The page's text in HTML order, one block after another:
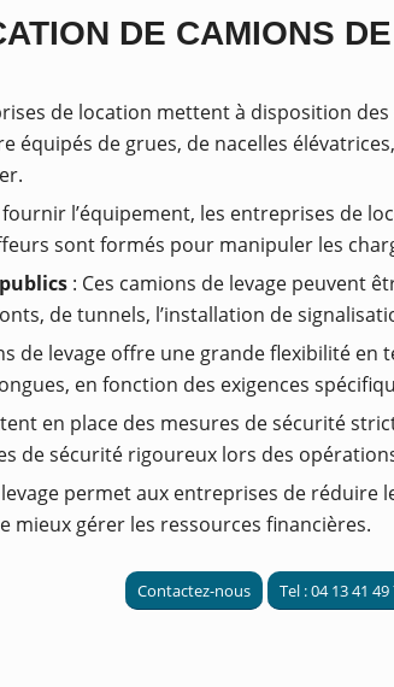
DE CAMIONS
de location mettent à disposition
équipés de grues, de nacelles
fournir l’équipement, les entreprises de
sont formés pour manipuler les
: Ces camions de levage peuvent
de tunnels, l’installation de
de levage offre une grande flexibilité
en fonction des exigences
en place des mesures de sécurité
de sécurité rigoureux lors des
permet aux entreprises de réduire
mieux gérer les ressources financières.
Contactez-nous Tel : 04 13 41 49